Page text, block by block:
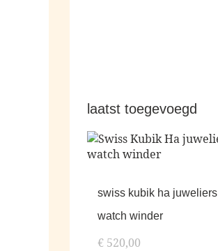
laatst toegevoegd
swiss kubik ha juweliers
watch winder
€ 520,00